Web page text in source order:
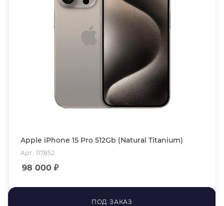
Apple iPhone 15 Pro 512Gb (Natural Titanium)
Арт.: 117852
98 000 ₽
ПОД ЗАКАЗ